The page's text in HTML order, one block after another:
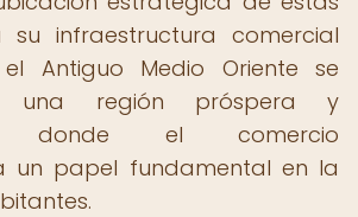
infraestructura comercial
Antiguo Medio Oriente se
una región próspera y
donde el comercio
un papel fundamental en la